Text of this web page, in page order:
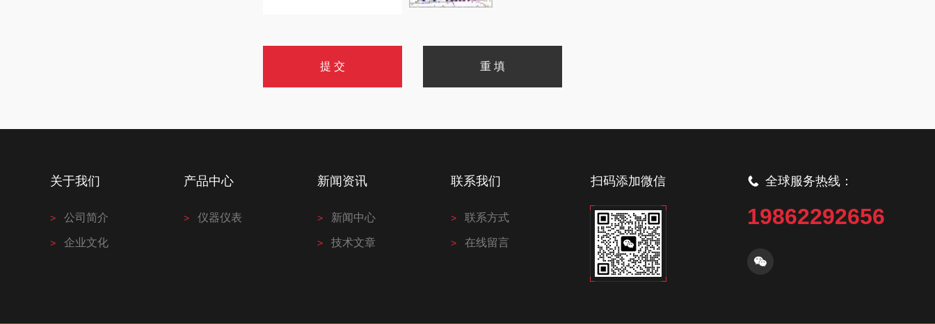
关于我们
公司简介
企业文化
产品中心
仪器仪表
新闻资讯
新闻中心
技术文章
联系我们
联系方式
在线留言
扫码添加微信 全球服务热线：
19862292656